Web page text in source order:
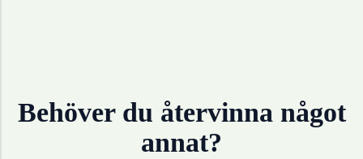
Behöver du återvinna något
annat?